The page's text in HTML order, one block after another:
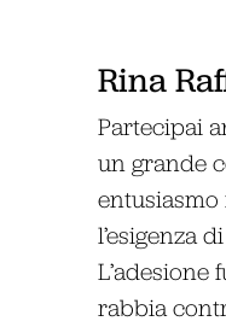
Rina
Partecipai
un grande
l’esigenza
L’adesione
rabbia